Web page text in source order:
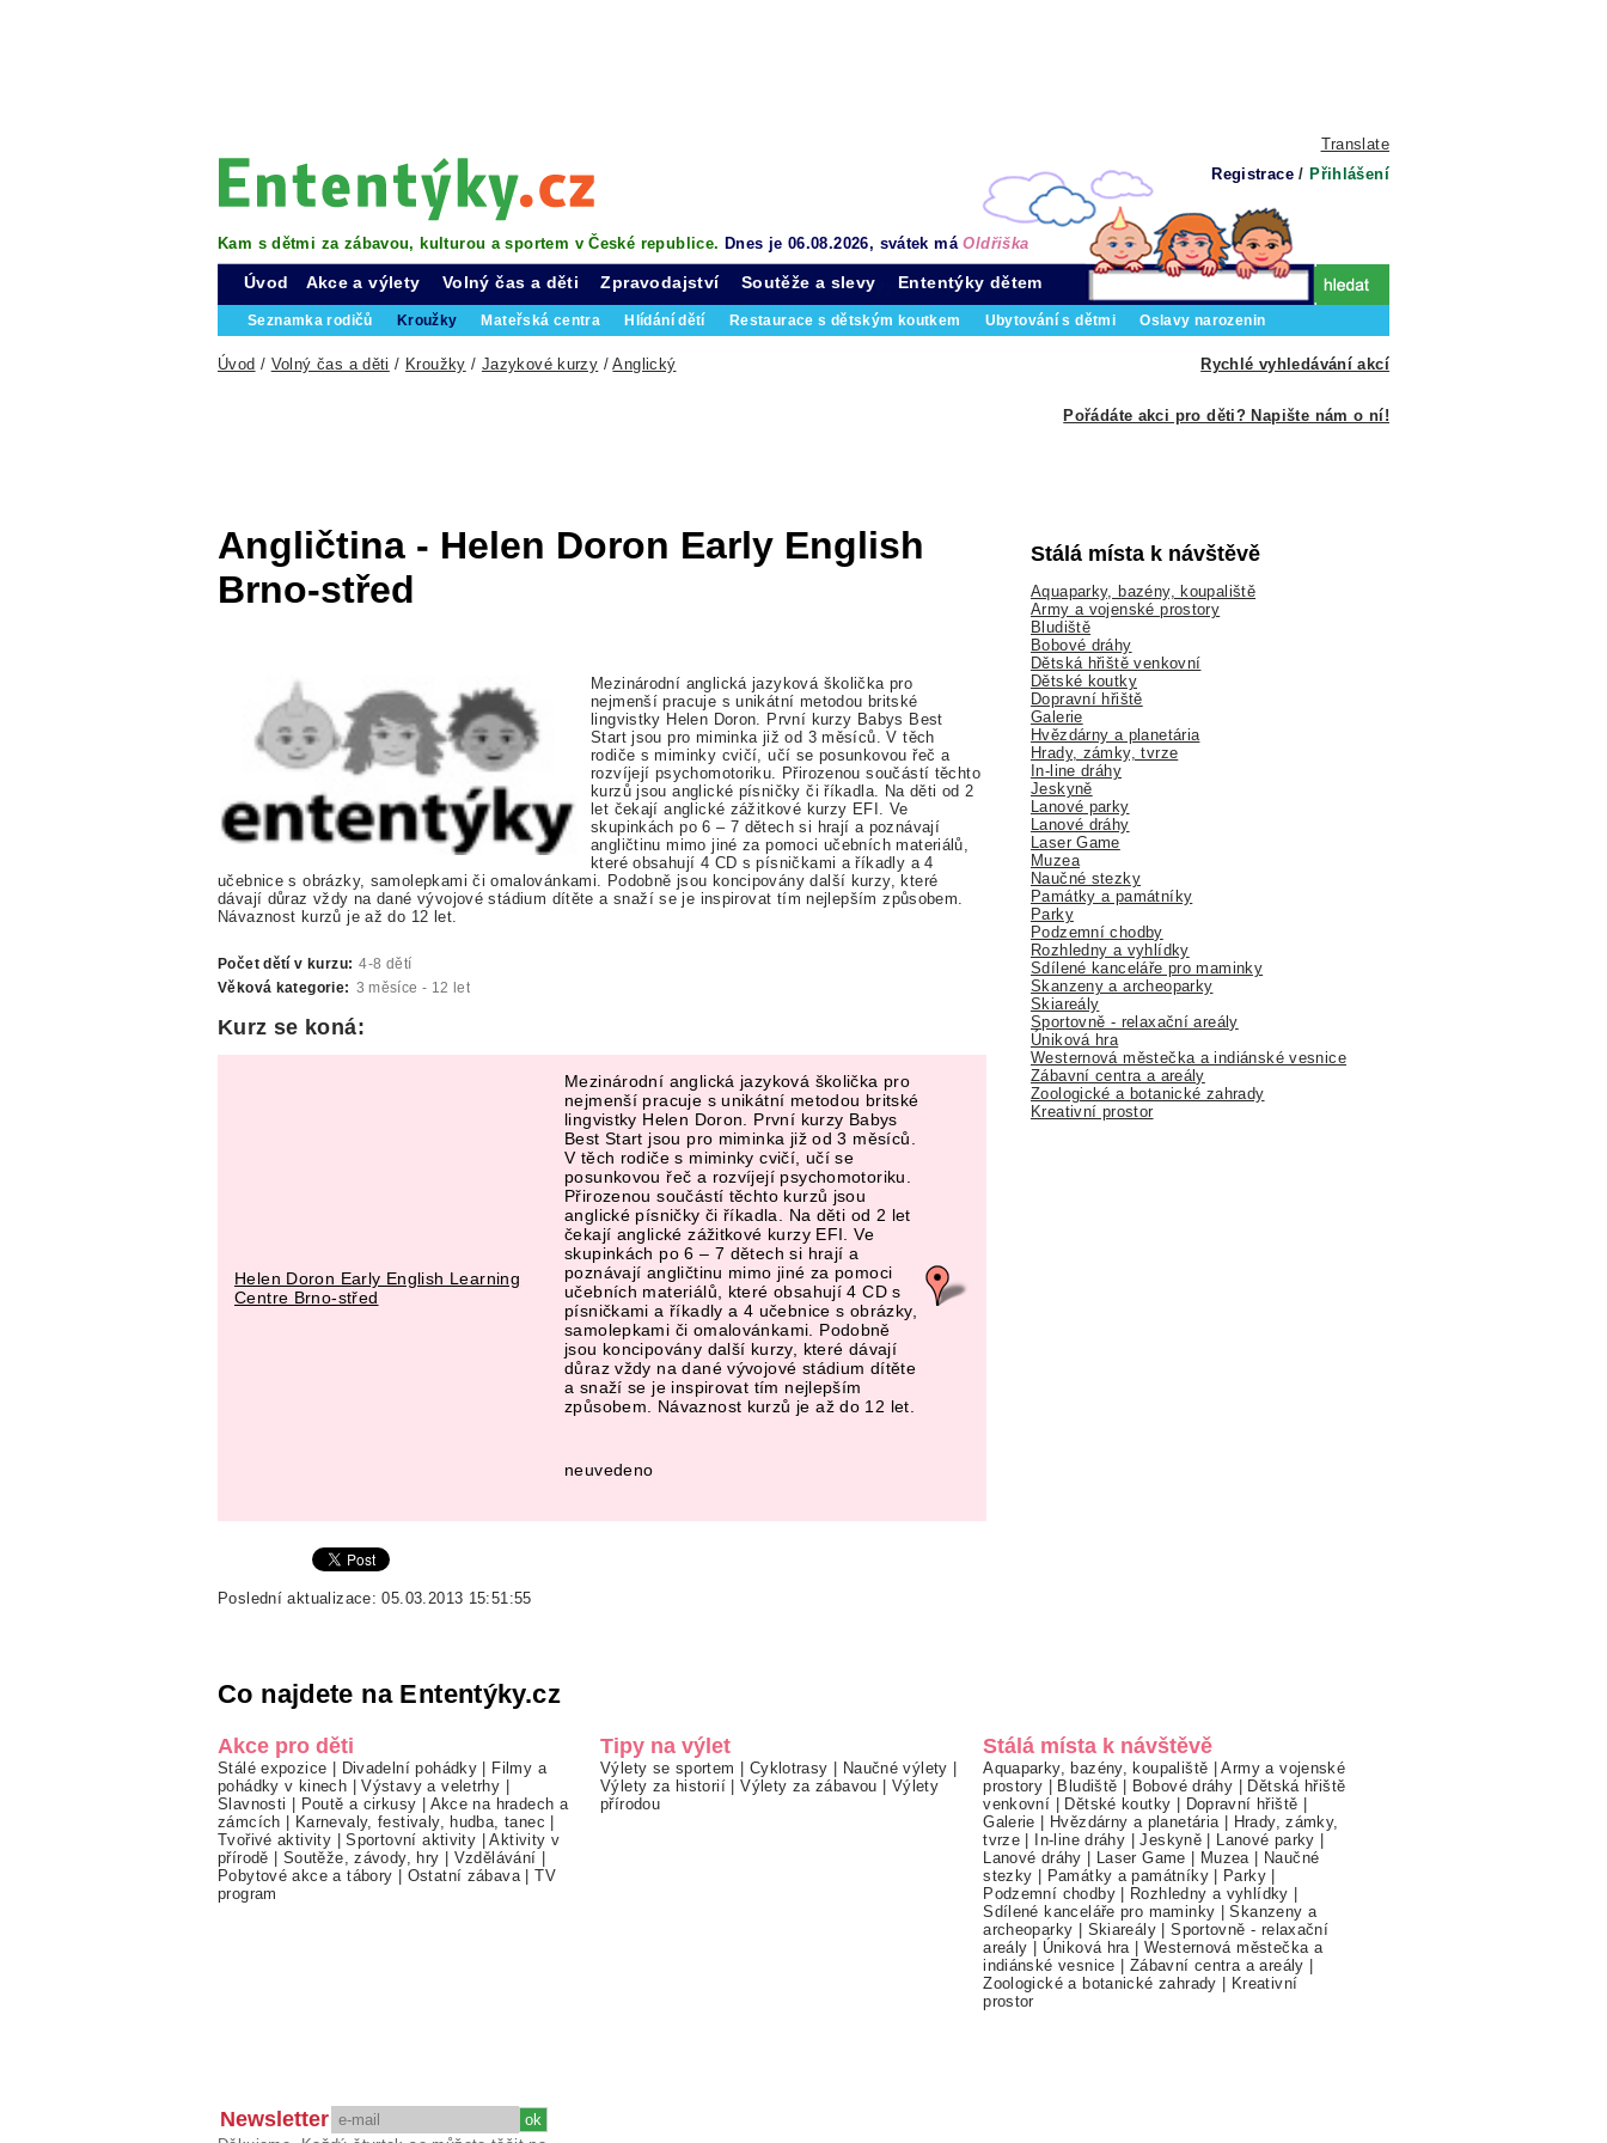
Translate
Registrace / Přihlášení
Kam s dětmi za zábavou, kulturou a sportem v České republice. Dnes je 06.08.2026, svátek máOldřiška
Úvod Akce a výlety Volný čas a děti
Seznamka rodičů Kroužky Mateřská centra Hlídání dětí Restaurace s dětským koutkem Ubytování s dětmi Oslavy narozenin
Zpravodajství Soutěže a slevy Ententýky dětem
Rychlé vyhledávání akcí
Úvod / Volný čas a děti / Kroužky / Jazykové kurzy /Anglický
Pořádáte akci pro děti? Napište nám o ní!
Angličtina - Helen Doron Early English
Brno-střed
Mezinárodní anglická jazyková školička pro
nejmenší pracuje s unikátní metodou britské
lingvistky Helen Doron. První kurzy Babys Best
Start jsou pro miminka již od 3 měsíců. V těch
rodiče s miminky cvičí, učí se posunkovou řeč a
rozvíjejí psychomotoriku. Přirozenou součástí těchto
kurzů jsou anglické písničky či říkadla. Na děti od 2
let čekají anglické zážitkové kurzy EFI. Ve
skupinkách po 6 – 7 dětech si hrají a poznávají
angličtinu mimo jiné za pomoci učebních materiálů,
které obsahují 4 CD s písničkami a říkadly a 4
učebnice s obrázky, samolepkami či omalovánkami. Podobně jsou koncipovány další kurzy, které
dávají důraz vždy na dané vývojové stádium dítěte a snaží se je inspirovat tím nejlepším způsobem.
Návaznost kurzů je až do 12 let.
Počet dětí v kurzu: 4-8 dětí
Věková kategorie: 3 měsíce - 12 let
Kurz se koná:
Helen Doron Early English Learning
Centre Brno-střed
Mezinárodní anglická jazyková školička pro
nejmenší pracuje s unikátní metodou britské
lingvistky Helen Doron. První kurzy Babys
Best Start jsou pro miminka již od 3 měsíců.
V těch rodiče s miminky cvičí, učí se
posunkovou řeč a rozvíjejí psychomotoriku.
Přirozenou součástí těchto kurzů jsou
anglické písničky či říkadla. Na děti od 2 let
čekají anglické zážitkové kurzy EFI. Ve
skupinkách po 6 – 7 dětech si hrají a
poznávají angličtinu mimo jiné za pomoci
učebních materiálů, které obsahují 4 CD s
písničkami a říkadly a 4 učebnice s obrázky,
samolepkami či omalovánkami. Podobně
jsou koncipovány další kurzy, které dávají
důraz vždy na dané vývojové stádium dítěte
a snaží se je inspirovat tím nejlepším
způsobem. Návaznost kurzů je až do 12 let.
neuvedeno
Poslední aktualizace: 05.03.2013 15:51:55
Stálá místa k návštěvě
Aquaparky, bazény, koupaliště
Army a vojenské prostory
Bludiště
Bobové dráhy
Dětská hřiště venkovní
Dětské koutky
Dopravní hřiště
Galerie
Hvězdárny a planetária
Hrady, zámky, tvrze
In-line dráhy
Jeskyně
Lanové parky
Lanové dráhy
Laser Game
Muzea
Naučné stezky
Památky a památníky
Parky
Podzemní chodby
Rozhledny a vyhlídky
Sdílené kanceláře pro maminky
Skanzeny a archeoparky
Skiareály
Sportovně - relaxační areály
Úniková hra
Westernová městečka a indiánské vesnice
Zábavní centra a areály
Zoologické a botanické zahrady
Kreativní prostor
Co najdete na Ententýky.cz
Akce pro děti
Stálé expozice | Divadelní pohádky | Filmy a
pohádky v kinech |Výstavy a veletrhy |
Slavnosti | Poutě a cirkusy | Akce na hradech a
zámcích | Karnevaly, festivaly, hudba, tanec |
Tvořivé aktivity |Sportovní aktivity |Aktivity v
přírodě | Soutěže, závody, hry | Vzdělávání |
Pobytové akce a tábory | Ostatní zábava |TV
program
Tipy na výlet
Výlety se sportem | Cyklotrasy | Naučné výlety |
Výlety za historií |Výlety za zábavou | Výlety
přírodou
Stálá místa k návštěvě
Aquaparky, bazény, koupaliště |Army a vojenské
prostory | Bludiště | Bobové dráhy | Dětská hřiště
venkovní | Dětské koutky | Dopravní hřiště |
Galerie | Hvězdárny a planetária | Hrady, zámky,
tvrze | In-line dráhy |Jeskyně | Lanové parky |
Lanové dráhy | Laser Game | Muzea | Naučné
stezky | Památky a památníky| Parky |
Podzemní chodby| Rozhledny a vyhlídky |
Sdílené kanceláře pro maminky |Skanzeny a
archeoparky | Skiareály |Sportovně - relaxační
areály | Úniková hra |Westernová městečka a
indiánské vesnice | Zábavní centra a areály |
Zoologické a botanické zahrady | Kreativní
prostor
Newsletter